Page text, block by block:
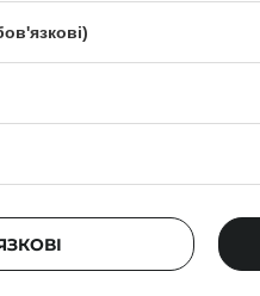
Пептидний
росту та
- 100ml